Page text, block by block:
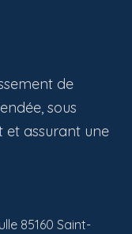
de
sous
et assurant une
85160 Saint-